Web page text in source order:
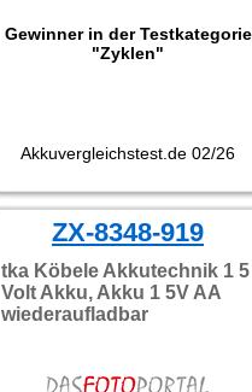
Gewinner in der Testkategorie
"Zyklen"
Akkuvergleichstest.de 02/26
ZX-8348-919
tka Köbele Akkutechnik 1 5
Volt Akku, Akku 1 5V AA
wiederaufladbar